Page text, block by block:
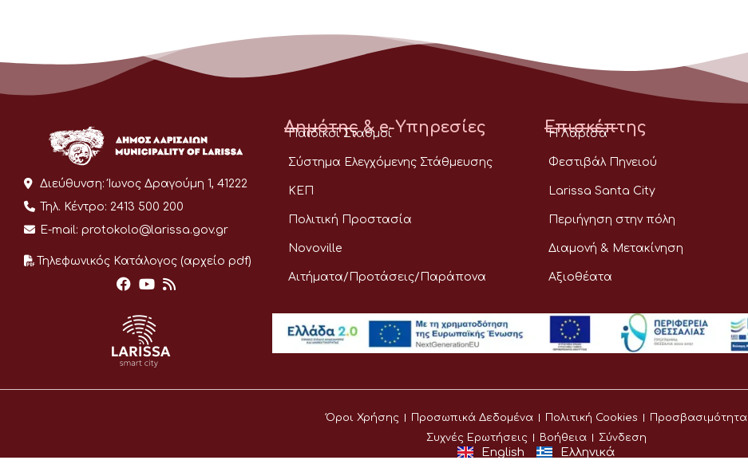
Διεύθυνση: Ίωνος Δραγούμη 1, 41222
Τηλ. Κέντρο: 2413 500 200
E-mail: protokolo@larissa.gov.gr
Τηλεφωνικός Κατάλογος (αρχείο pdf)
Δημότης & e-Υπηρεσίες
Παιδικοί Σταθμοί
Σύστημα Ελεγχόμενης Στάθμευσης
ΚΕΠ
Πολιτική Προστασία
Novoville
Αιτήματα/Προτάσεις/Παράπονα
Επισκέπτης
Η Λάρισα
Φεστιβάλ Πηνειού
Larissa Santa City
Περιήγηση στην πόλη
Διαμονή & Μετακίνηση
Αξιοθέατα
Όροι Χρήσης Προσωπικά Δεδομένα Πολιτική Cookies
Προσβασιμότητα
Συχνές Ερωτήσεις
Βοήθεια Σύνδεση
English Ελληνικά